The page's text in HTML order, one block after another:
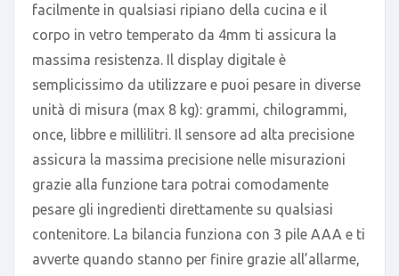
facilmente in qualsiasi ripiano della cucina e il
corpo in vetro temperato da 4mm ti assicura la
massima resistenza. Il display digitale è
semplicissimo da utilizzare e puoi pesare in diverse
unità di misura (max 8 kg): grammi, chilogrammi,
once, libbre e millilitri. Il sensore ad alta precisione
assicura la massima precisione nelle misurazioni
grazie alla funzione tara potrai comodamente
pesare gli ingredienti direttamente su qualsiasi
contenitore. La bilancia funziona con 3 pile AAA e ti
avverte quando stanno per finire grazie all’allarme,